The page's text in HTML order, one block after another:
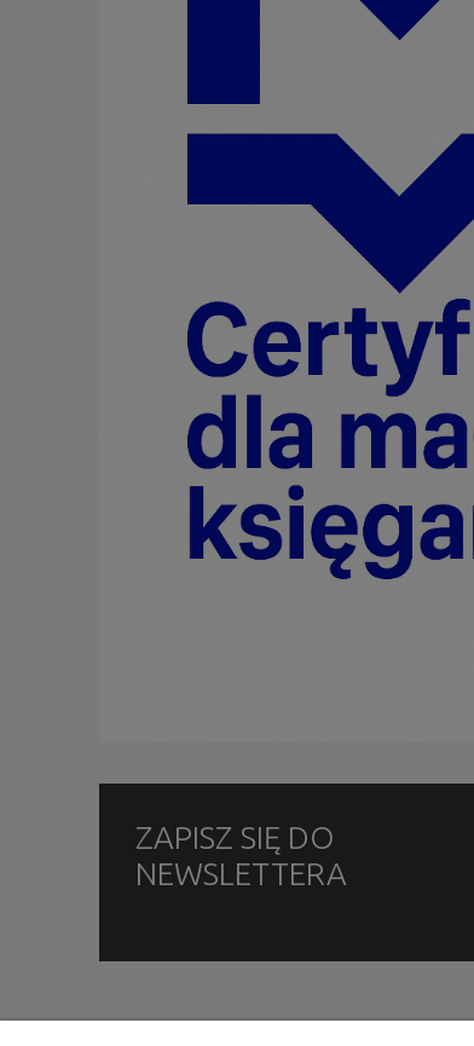
ZAPISZ SIĘ DO
NEWSLETTERA